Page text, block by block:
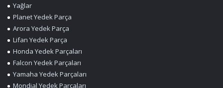
Yağlar
Planet Yedek Parça
Arora Yedek Parça
Lifan Yedek Parça
Honda Yedek Parçaları
Falcon Yedek Parçaları
Yamaha Yedek Parçaları
Mondial Yedek Parçaları